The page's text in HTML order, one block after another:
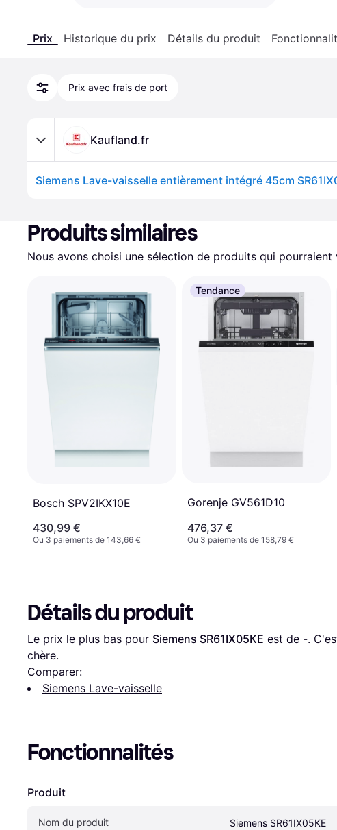
Prix Historique du prix Détails du produit
Prix avec frais de port
Kaufland.fr
Produits similaires
Nous avons choisi une sélection de produits qui pourraient
Bosch SPV2IKX10E
430,99 €
Ou 3 paiements de 143,66 €
Tendance
Gorenje GV561D10
476,37 €
Ou 3 paiements de 158,79 €
Détails du produit
Le prix le plus bas pour Siemens SR61IX05KE est de -.
chère.
Comparer:
Siemens Lave-vaisselle
Fonctionnalités
Produit
Nom du produit Siemens SR61IX05KE